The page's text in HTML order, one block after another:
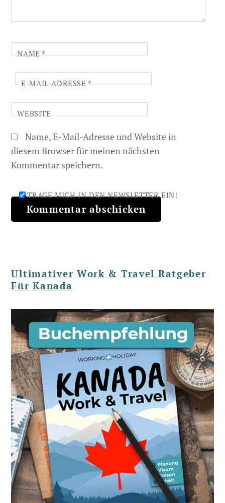
NAME*
E-MAIL-ADRESSE*
WEBSITE
Name, E-Mail-Adresse und Website in
diesem Browser für meinen nächsten
Kommentar speichern.
TRAGE MICH IN DEN NEWSLETTER EIN!
Ultimativer Work & Travel Ratgeber
Für Kanada